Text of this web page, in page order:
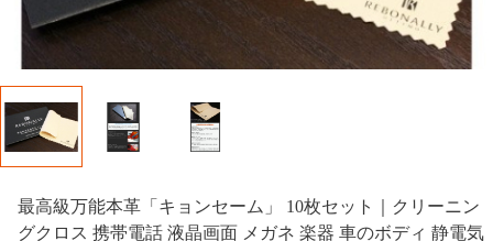
最高級万能本革「キョンセーム」 10枚セット｜クリーニン
グクロス 携帯電話 液晶画面 メガネ 楽器 車のボディ 静電気